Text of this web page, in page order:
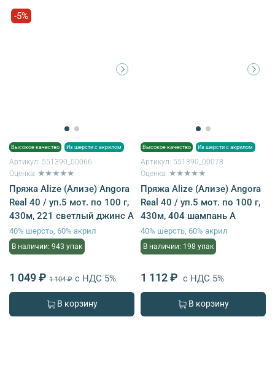
-5%
Высокое качество Из шерсти с акрилом
Артикул: 551390_00066
Оценка: ★★★★★
Пряжа Alize (Ализе) Angora
Real 40 / уп.5 мот. по 100 г,
430м, 221 светлый джинс А
40% шерсть, 60% акрил
В наличии: 943 упак
1 049 ₽ 1 104 ₽ с НДС 5%
В корзину
Высокое качество Из шерсти с акрилом
Артикул: 551390_00078
Оценка: ★★★★★
Пряжа Alize (Ализе) Angora
Real 40 / уп.5 мот. по 100 г,
430м, 404 шампань A
40% шерсть, 60% акрил
В наличии: 198 упак
1 112 ₽ с НДС 5%
В корзину